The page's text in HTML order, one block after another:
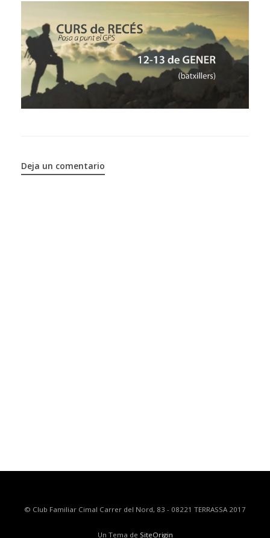
Deja un comentario
© Club Familiar Cimal Carrer del Nord, 83 - 08221 TERRASSA 2017
Un Tema de SiteOrigin